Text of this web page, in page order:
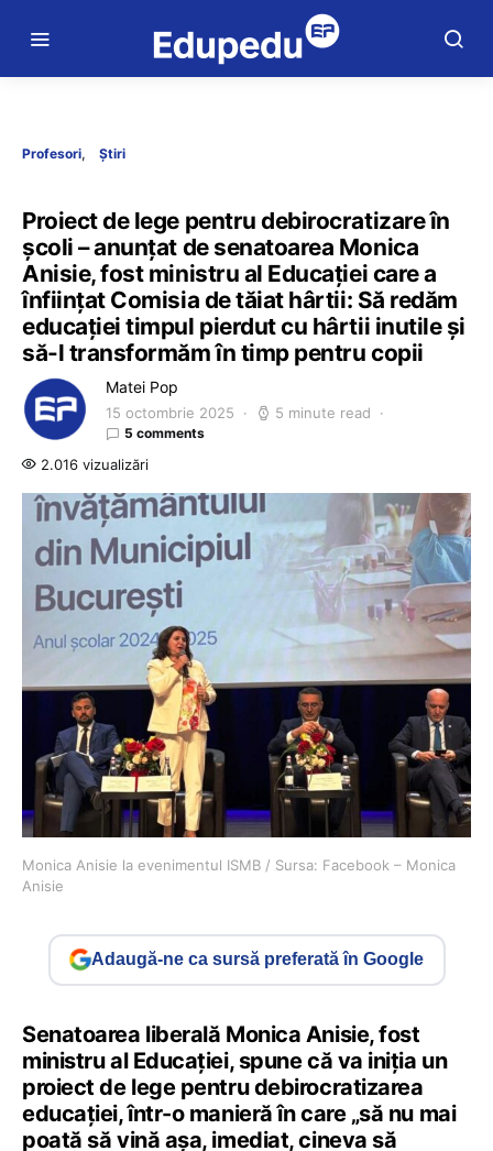
Profesori Știri
Proiect de lege pentru debirocratizare în
școli – anunțat de senatoarea Monica
Anisie, fost ministru al Educației care a
înființat Comisia de tăiat hârtii: Să redăm
educației timpul pierdut cu hârtii inutile și
să-l transformăm în timp pentru copii
Matei Pop
15 octombrie 2025 5 minute read
5 comments
2.016 vizualizări
Monica Anisie la evenimentul ISMB / Sursa: Facebook – Monica
Anisie
Adaugă-ne ca sursă preferată în Google
Senatoarea liberală Monica Anisie, fost
ministru al Educației, spune că va iniția un
proiect de lege pentru debirocratizarea
educației, într-o manieră în care „să nu mai
poată să vină așa, imediat, cineva să